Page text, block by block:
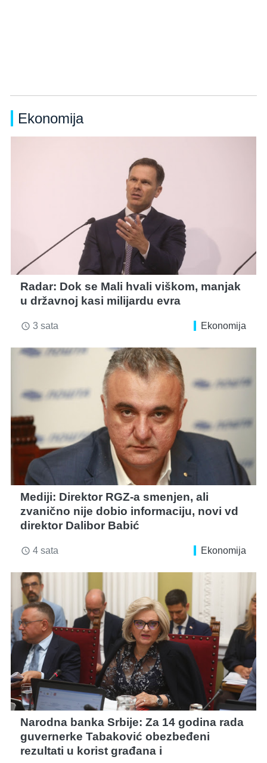
Ekonomija
Radar: Dok se Mali hvali viškom, manjak
u državnoj kasi milijardu evra
access_time 3 sata Ekonomija
Mediji: Direktor RGZ-a smenjen, ali
zvanično nije dobio informaciju, novi vd
direktor Dalibor Babić
access_time 4 sata Ekonomija
Narodna banka Srbije: Za 14 godina rada
guvernerke Tabaković obezbeđeni
rezultati u korist građana i